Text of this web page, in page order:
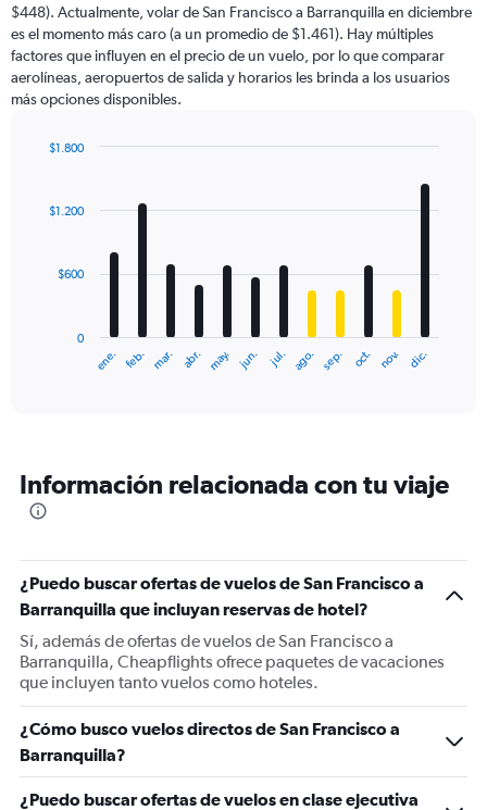
$448). Actualmente, volar de San Francisco a Barranquilla en diciembre
es el momento más caro (a un promedio de $1.461). Hay múltiples
factores que influyen en el precio de un vuelo, por lo que comparar
aerolíneas, aeropuertos de salida y horarios les brinda a los usuarios
más opciones disponibles.
with
12
The
categories.
The
Y
axis
displaying
values.
Range:
0
1800.
ene. feb. mar. abr. may. jun. jul. ago. sep. oct. nov. dic.
0
$600
$1.200
$1.800
Información relacionada con tu viaje
¿Puedo buscar ofertas de vuelos de San Francisco a
Barranquilla que incluyan reservas de hotel?
Sí, además de ofertas de vuelos de San Francisco a
Barranquilla, Cheapflights ofrece paquetes de vacaciones
que incluyen tanto vuelos como hoteles.
¿Cómo busco vuelos directos de San Francisco a
Barranquilla?
¿Puedo buscar ofertas de vuelos en clase ejecutiva